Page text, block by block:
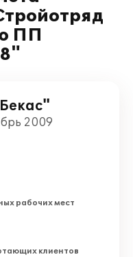
ПП
2009
рабочих мест
клиентов